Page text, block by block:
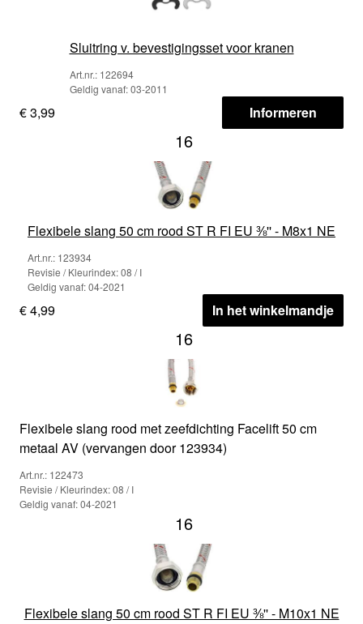
Sluitring v. bevestigingsset voor kranen
Art.nr.: 122694
Geldig vanaf: 03-2011
€ 3,99 Informeren
16
Flexibele slang 50 cm rood ST R FI EU ⅜'' - M8x1 NE
Art.nr.: 123934
Revisie / Kleurindex: 08 / I
Geldig vanaf: 04-2021
€ 4,99 In het winkelmandje
16
Flexibele slang rood met zeefdichting Facelift 50 cm
metaal AV (vervangen door 123934)
Art.nr.: 122473
Revisie / Kleurindex: 08 / I
Geldig vanaf: 04-2021
16
Flexibele slang 50 cm rood ST R FI EU ⅜'' - M10x1 NE